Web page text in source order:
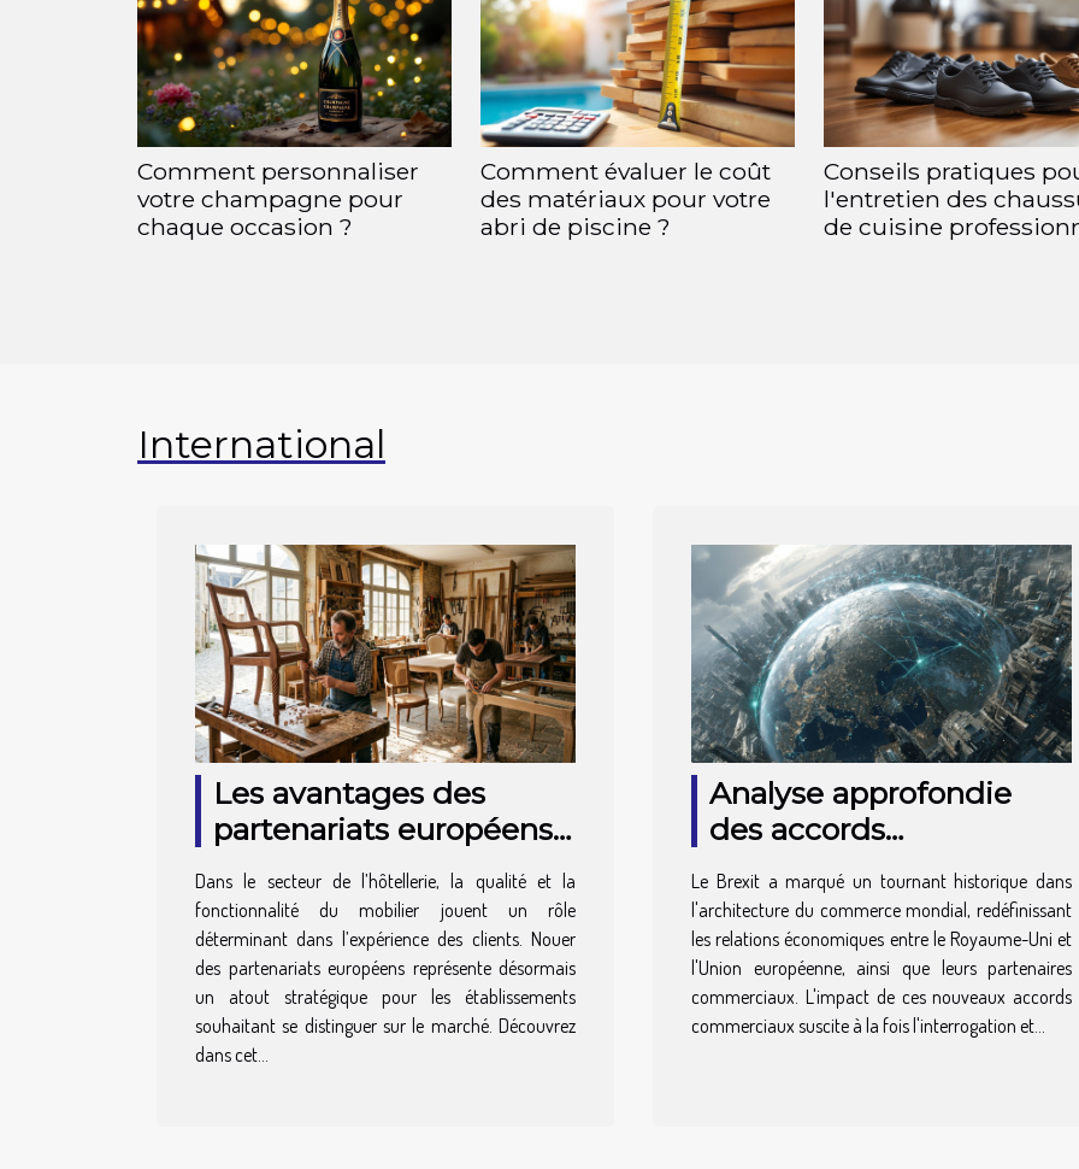
Comment personnaliser
votre champagne pour
chaque occasion ?
Comment évaluer le coût
des matériaux pour votre
abri de piscine ?
Conseils pratiques
l'entretien des
de cuisine
International
Les avantages des
partenariats européens
dans la fabrication de
mobilier d'hôtel
Dans le secteur de l’hôtellerie, la qualité et la
fonctionnalité du mobilier jouent un rôle
déterminant dans l’expérience des clients. Nouer
des partenariats européens représente désormais
un atout stratégique pour les établissements
souhaitant se distinguer sur le marché. Découvrez
dans cet...
Analyse approfondie
des accords
commerciaux post-
Brexit et leur effet sur le
commerce international
Le Brexit a marqué un tournant historique dans
l'architecture du commerce mondial, redéfinissant
les relations économiques entre le Royaume-Uni et
l'Union européenne, ainsi que leurs partenaires
commerciaux. L'impact de ces nouveaux accords
commerciaux suscite à la fois l'interrogation et...